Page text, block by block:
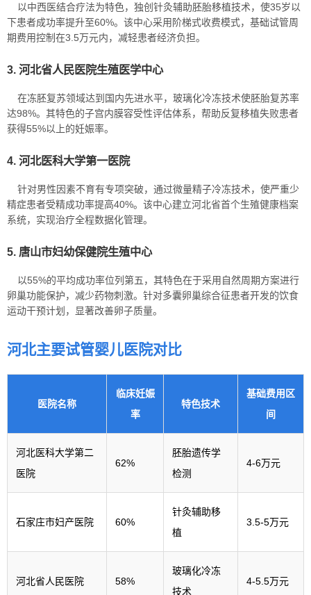
以中西医结合疗法为特色，独创针灸辅助胚胎移植技术，使35岁以
下患者成功率提升至60%。该中心采用阶梯式收费模式，基础试管周
期费用控制在3.5万元内，减轻患者经济负担。
3. 河北省人民医院生殖医学中心
在冻胚复苏领域达到国内先进水平，玻璃化冷冻技术使胚胎复苏率
达98%。其特色的子宫内膜容受性评估体系，帮助反复移植失败患者
获得55%以上的妊娠率。
4. 河北医科大学第一医院
针对男性因素不育有专项突破，通过微量精子冷冻技术，使严重少
精症患者受精成功率提高40%。该中心建立河北省首个生殖健康档案
系统，实现治疗全程数据化管理。
5. 唐山市妇幼保健院生殖中心
以55%的平均成功率位列第五，其特色在于采用自然周期方案进行
卵巢功能保护，减少药物刺激。针对多囊卵巢综合征患者开发的饮食
运动干预计划，显著改善卵子质量。
河北主要试管婴儿医院对比
医院名称
临床妊娠
率
特色技术
基础费用区
间
河北医科大学第二
医院
62%
胚胎遗传学
检测
4-6万元
石家庄市妇产医院 60%
针灸辅助移
植
3.5-5万元
河北省人民医院 58%
玻璃化冷冻
技术
4-5.5万元